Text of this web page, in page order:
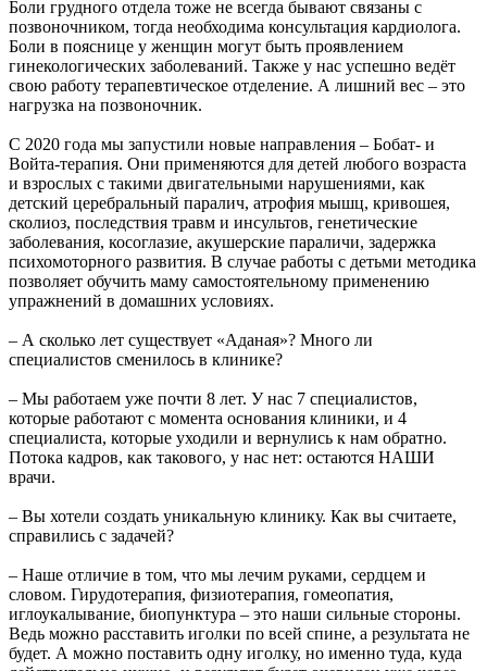
Боли грудного отдела тоже не всегда бывают связаны с
позвоночником, тогда необходима консультация кардиолога.
Боли в пояснице у женщин могут быть проявлением
гинекологических заболеваний. Также у нас успешно ведёт
свою работу терапевтическое отделение. А лишний вес – это
нагрузка на позвоночник.
С 2020 года мы запустили новые направления – Бобат- и
Войта-терапия. Они применяются для детей любого возраста
и взрослых с такими двигательными нарушениями, как
детский церебральный паралич, атрофия мышц, кривошея,
сколиоз, последствия травм и инсультов, генетические
заболевания, косоглазие, акушерские параличи, задержка
психомоторного развития. В случае работы с детьми методика
позволяет обучить маму самостоятельному применению
упражнений в домашних условиях.
– А сколько лет существует «Аданая»? Много ли
специалистов сменилось в клинике?
– Мы работаем уже почти 8 лет. У нас 7 специалистов,
которые работают с момента основания клиники, и 4
специалиста, которые уходили и вернулись к нам обратно.
Потока кадров, как такового, у нас нет: остаются НАШИ
врачи.
– Вы хотели создать уникальную клинику. Как вы считаете,
справились с задачей?
– Наше отличие в том, что мы лечим руками, сердцем и
словом. Гирудотерапия, физиотерапия, гомеопатия,
иглоукалывание, биопунктура – это наши сильные стороны.
Ведь можно расставить иголки по всей спине, а результата не
будет. А можно поставить одну иголку, но именно туда, куда